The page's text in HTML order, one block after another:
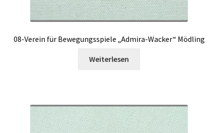
08-Verein für Bewegungsspiele „Admira-Wacker“ Mödling
Weiterlesen